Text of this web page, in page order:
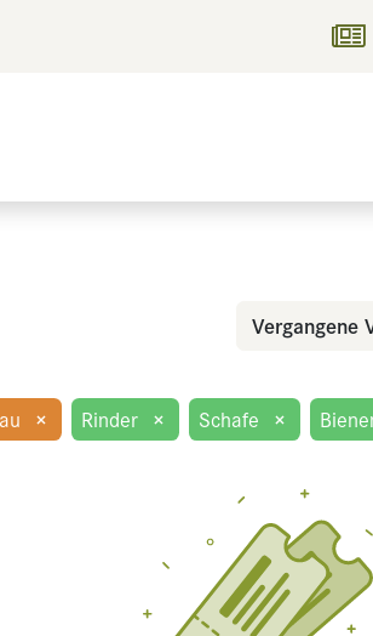
Vergangene
× Rinder × Schafe ×